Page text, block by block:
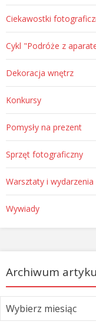
Ciekawostki
Cykl "Podróże z
Dekoracja wnętrz
Konkursy
Pomysły na prezent
Sprzęt fotograficzny
Warsztaty i wydarzenia
Wywiady
Archiwum
Archiwum
artykułów